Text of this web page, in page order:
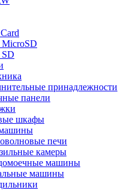
принадлежности
панели
шкафы
печи
камеры
машины
машины